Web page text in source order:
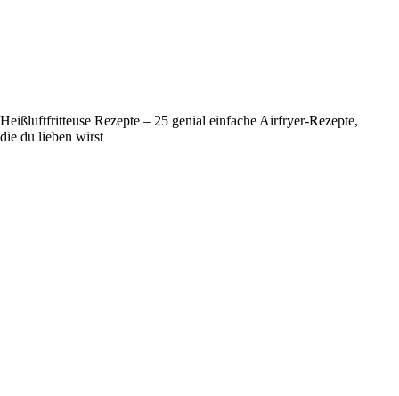
Heißluftfritteuse Rezepte – 25 genial einfache Airfryer-Rezepte,
die du lieben wirst